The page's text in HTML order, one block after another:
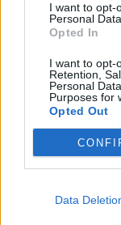
I want to opt-
Personal
Opted In
I want to opt-
Retention,
Personal
Purposes for
Opted Out
Data